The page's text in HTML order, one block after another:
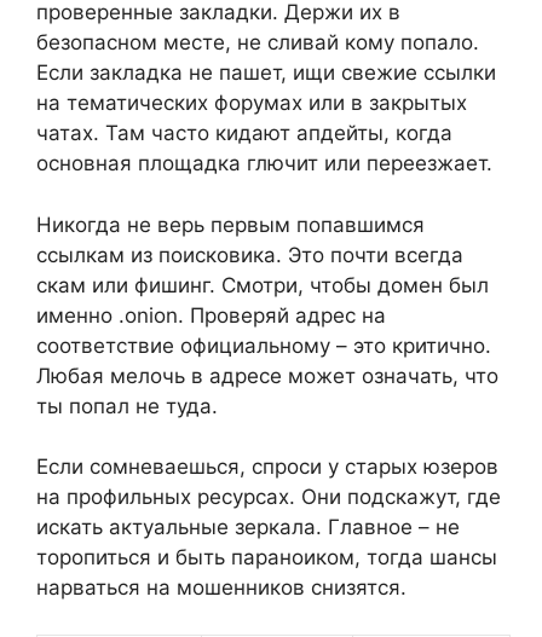
проверенные закладки. Держи их в
безопасном месте, не сливай кому попало.
Если закладка не пашет, ищи свежие ссылки
на тематических форумах или в закрытых
чатах. Там часто кидают апдейты, когда
основная площадка глючит или переезжает.
Никогда не верь первым попавшимся
ссылкам из поисковика. Это почти всегда
скам или фишинг. Смотри, чтобы домен был
именно .onion. Проверяй адрес на
соответствие официальному – это критично.
Любая мелочь в адресе может означать, что
ты попал не туда.
Если сомневаешься, спроси у старых юзеров
на профильных ресурсах. Они подскажут, где
искать актуальные зеркала. Главное – не
торопиться и быть параноиком, тогда шансы
нарваться на мошенников снизятся.